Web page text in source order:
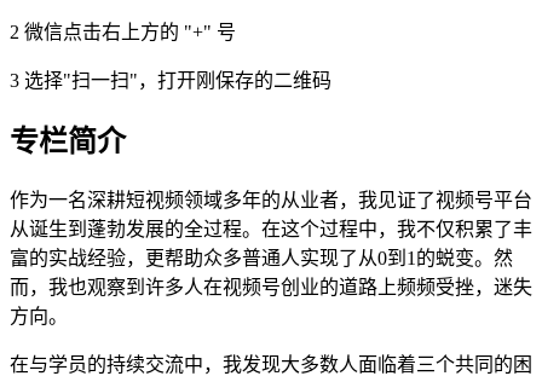
2 微信点击右上方的 "+" 号
3 选择"扫一扫"，打开刚保存的二维码
专栏简介
作为一名深耕短视频领域多年的从业者，我见证了视频号平台
从诞生到蓬勃发展的全过程。在这个过程中，我不仅积累了丰
富的实战经验，更帮助众多普通人实现了从0到1的蜕变。然
而，我也观察到许多人在视频号创业的道路上频频受挫，迷失
方向。
在与学员的持续交流中，我发现大多数人面临着三个共同的困